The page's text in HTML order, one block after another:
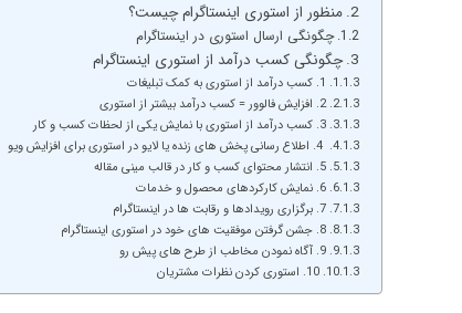
منظور از استوری اینستاگرام چیست؟
چگونگی ارسال استوری در اینستاگرام
چگونگی کسب درآمد از استوری اینستاگرام
1. کسب درآمد از استوری به کمک تبلیغات
2. افزایش فالوور = کسب درآمد بیشتر از استوری
3. کسب درآمد از استوری با نمایش یکی از لحظات کسب و کار
5. انتشار محتوای کسب و کار در قالب مینی مقاله
6. نمایش کارکردهای محصول و خدمات
7. برگزاری رویدادها و رقابت ها در اینستاگرام
8. جشن گرفتن موفقیت های خود در استوری اینستاگرام
9. آگاه نمودن مخاطب از طرح های پیش رو
10. استوری کردن نظرات مشتریان